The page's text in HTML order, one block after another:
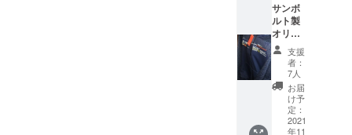
サンボ
ルト製
オリジ
ナル
パー
カー
ニュー
ロゴ
ニュー
デザイ
支援
者：
7人
お届
け予
定：
2021
年11